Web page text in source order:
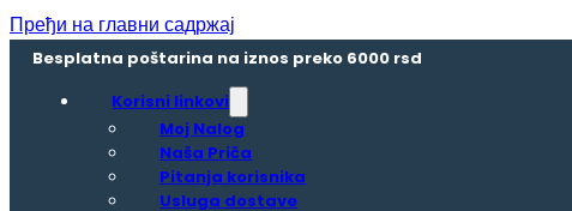
Пређи на главни садржај
Besplatna poštarina na iznos preko 6000 rsd
Korisni linkovi
Moj Nalog
Naša Priča
Pitanja korisnika
Usluga dostave